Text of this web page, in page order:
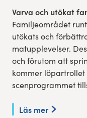
Varva och utökat
Familjeområdet
utökats och
matupplevelser.
och förutom att
kommer
scenprogrammet
Läs mer